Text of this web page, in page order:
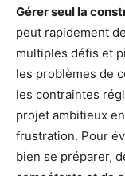
Gérer seul la
peut rapidement
multiples défis et
les problèmes de
les contraintes
projet ambitieux
frustration. Pour
bien se préparer,